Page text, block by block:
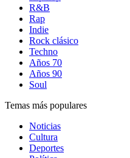
R&B
Rap
Indie
Rock clásico
Techno
Años 70
Años 90
Soul
Temas más populares
Noticias
Cultura
Deportes